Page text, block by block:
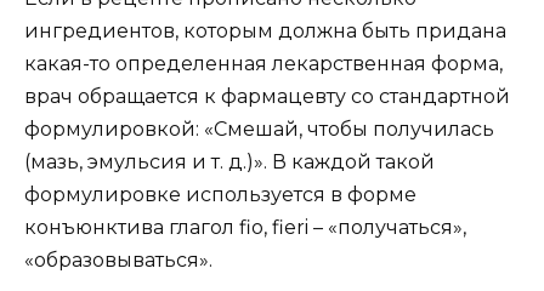
ингредиентов, которым должна быть придана
какая-то определенная лекарственная форма,
врач обращается к фармацевту со стандартной
формулировкой: «Смешай, чтобы получилась
(мазь, эмульсия и т. д.)». В каждой такой
формулировке используется в форме
конъюнктива глагол fio, fieri – «получаться»,
«образовываться».